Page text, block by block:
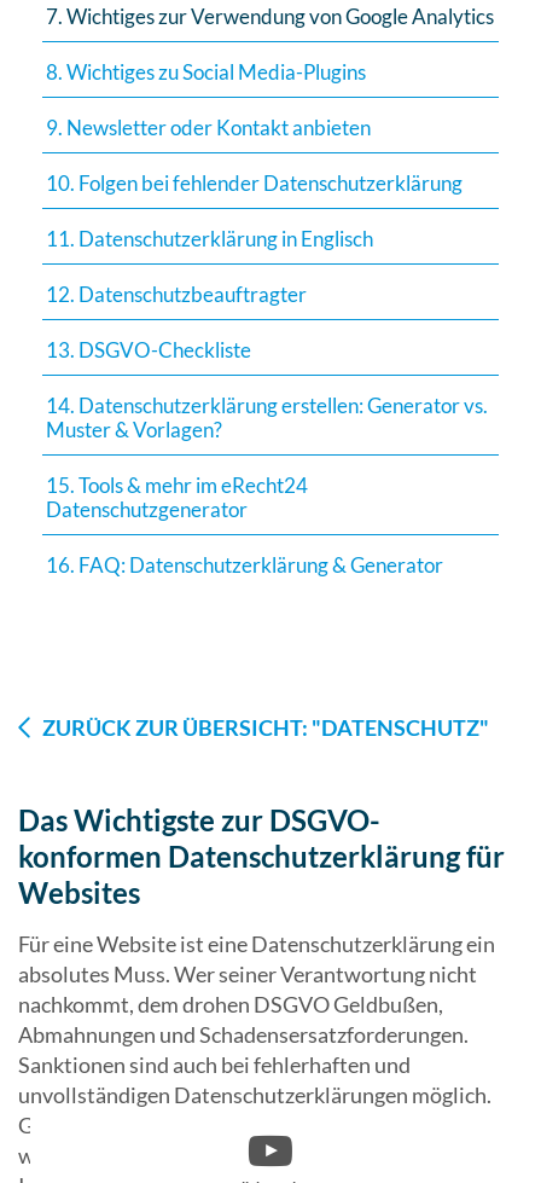
7. Wichtiges zur Verwendung von Google Analytics
8. Wichtiges zu Social Media-Plugins
9. Newsletter oder Kontakt anbieten
10. Folgen bei fehlender Datenschutzerklärung
11. Datenschutzerklärung in Englisch
12. Datenschutzbeauftragter
13. DSGVO-Checkliste
14. Datenschutzerklärung erstellen: Generator vs.
Muster & Vorlagen?
15. Tools & mehr im eRecht24
Datenschutzgenerator
16. FAQ: Datenschutzerklärung & Generator
ZURÜCK ZUR ÜBERSICHT: "DATENSCHUTZ"
Das Wichtigste zur DSGVO-
konformen Datenschutzerklärung für
Websites
Für eine Website ist eine Datenschutzerklärung ein
absolutes Muss. Wer seiner Verantwortung nicht
nachkommt, dem drohen DSGVO Geldbußen,
Abmahnungen und Schadensersatzforderungen.
Sanktionen sind auch bei fehlerhaften und
unvollständigen Datenschutzerklärungen möglich.
Gehen Sie hier deshalb sehr gewissenhaft vor. Doch
was sind eigentlich die wichtigsten rechtlichen